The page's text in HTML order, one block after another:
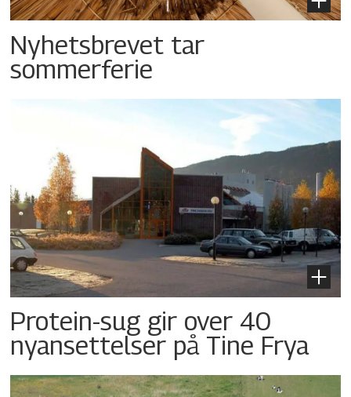
Nyhetsbrevet tar
sommerferie
Protein-sug gir over 40
nyansettelser på Tine Frya